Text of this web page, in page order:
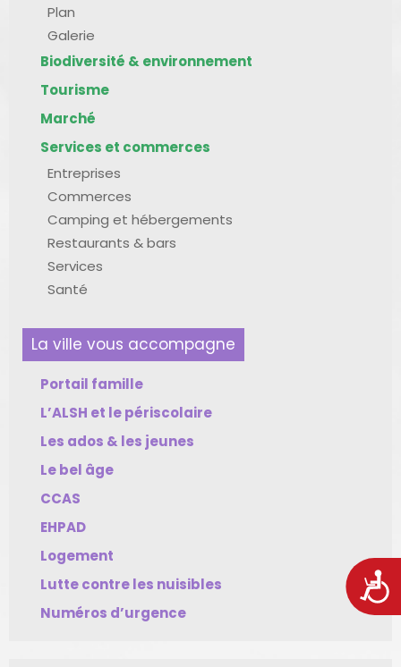
Plan
Galerie
Biodiversité & environnement
Tourisme
Marché
Services et commerces
Entreprises
Commerces
Camping et hébergements
Restaurants & bars
Services
Santé
La ville vous accompagne
Portail famille
L’ALSH et le périscolaire
Les ados & les jeunes
Le bel âge
CCAS
EHPAD
Logement
Lutte contre les nuisibles
Numéros d’urgence